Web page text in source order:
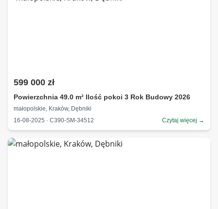
599 000 zł
Powierzchnia 49.0 m² Ilość pokoi 3 Rok Budowy 2026
małopolskie, Kraków, Dębniki
16-08-2025 · C390-SM-34512
Czytaj więcej →